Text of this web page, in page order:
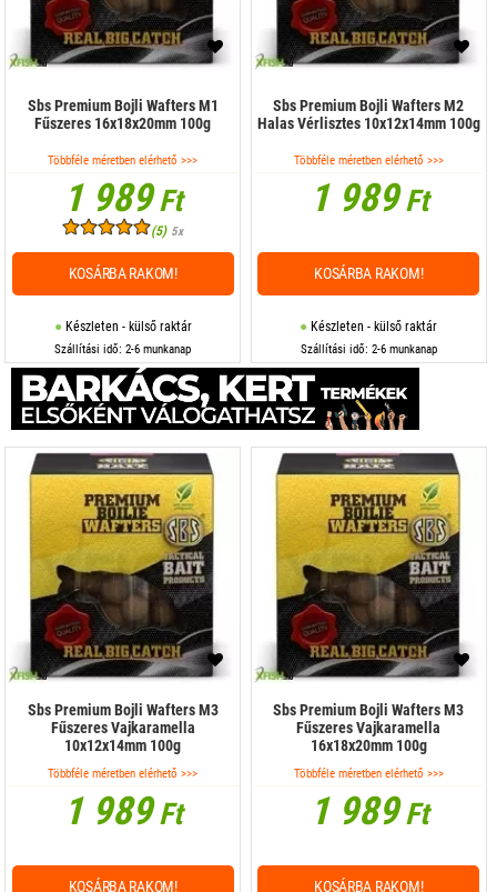
Sbs Premium Bojli Wafters M1
Fűszeres 16x18x20mm 100g
Többféle méretben elérhető >>>
1 989Ft
(5) 5x
Készleten - külső raktár
Szállítási idő: 2-6 munkanap
KOSÁRBA RAKOM!
Sbs Premium Bojli Wafters M2
Halas Vérlisztes 10x12x14mm 100g
Többféle méretben elérhető >>>
1 989Ft
Készleten - külső raktár
Szállítási idő: 2-6 munkanap
KOSÁRBA RAKOM!
Sbs Premium Bojli Wafters M3
Fűszeres Vajkaramella
10x12x14mm 100g
Többféle méretben elérhető >>>
1 989Ft
KOSÁRBA RAKOM!
Sbs Premium Bojli Wafters M3
Fűszeres Vajkaramella
16x18x20mm 100g
Többféle méretben elérhető >>>
1 989Ft
KOSÁRBA RAKOM!